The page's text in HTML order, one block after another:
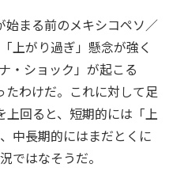
始まる前のメキシコペソ／
上がり過ぎ」懸念が強く
・ショック」が起こる
たわけだ。これに対して足
上回ると、短期的には「上
中長期的にはまだとくに
ではなそうだ。